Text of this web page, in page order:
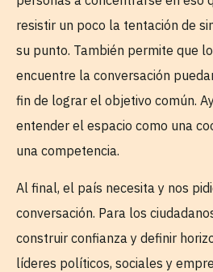
resistir un poco la tentación de
su punto. También permite que
encuentre la conversación
fin de lograr el objetivo común.
entender el espacio como una
una competencia.
Al final, el país necesita y nos
conversación. Para los
construir confianza y definir
líderes políticos, sociales y